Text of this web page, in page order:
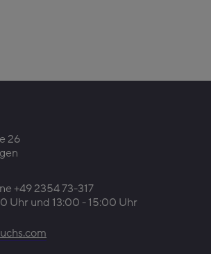
26
+49 2354 73-317
Uhr und 13:00 - 15:00 Uhr